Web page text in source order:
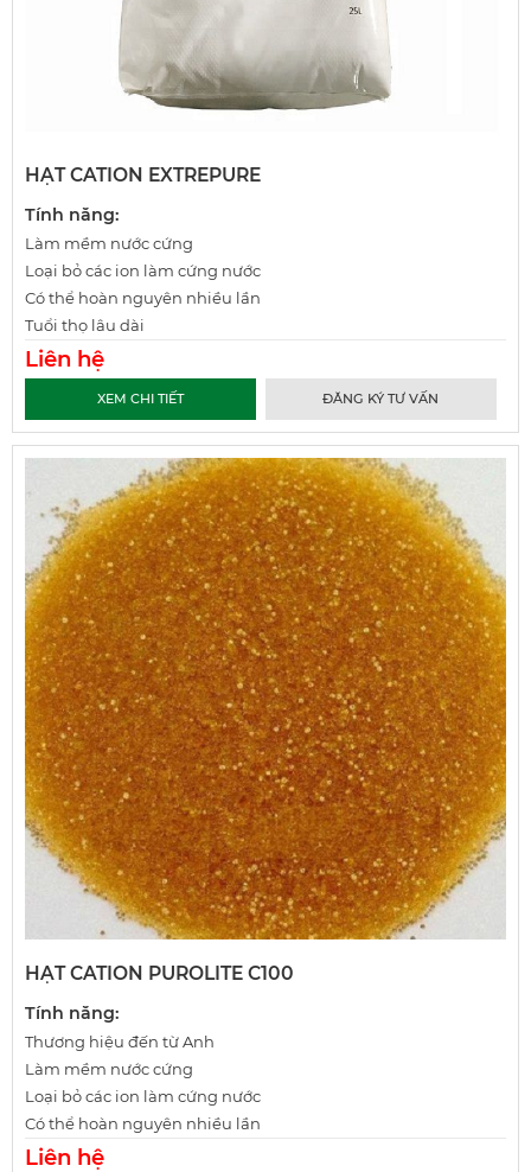
HẠT CATION EXTREPURE
Tính năng:
Làm mềm nước cứng
Loại bỏ các ion làm cứng nước
Có thể hoàn nguyên nhiều lần
Tuổi thọ lâu dài
Liên hệ
XEM CHI TIẾT ĐĂNG KÝ TƯ VẤN
HẠT CATION PUROLITE C100
Tính năng:
Thương hiệu đến từ Anh
Làm mềm nước cứng
Loại bỏ các ion làm cứng nước
Có thể hoàn nguyên nhiều lần
Liên hệ